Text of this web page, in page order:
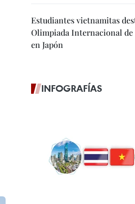
Estudiantes vietnamitas
Olimpiada Internacional de
en Japón
INFOGRAFÍAS